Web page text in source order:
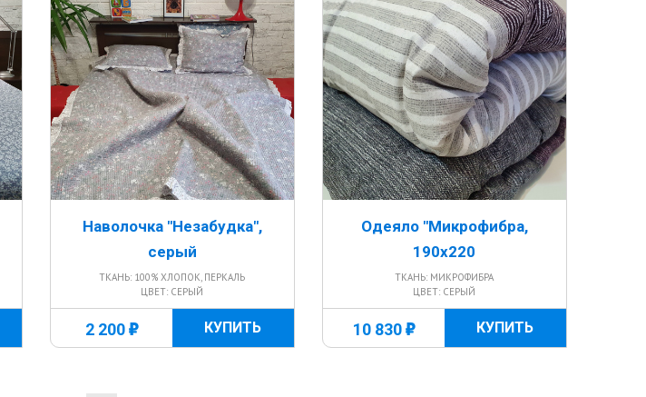
Наволочка "Незабудка",
серый
ТКАНЬ: 100% ХЛОПОК, ПЕРКАЛЬ
ЦВЕТ: СЕРЫЙ
2 200г КУПИТЬ
Одеяло "Микрофибра,
190x220
ТКАНЬ: МИКРОФИБРА
ЦВЕТ: СЕРЫЙ
10 830г КУПИТЬ